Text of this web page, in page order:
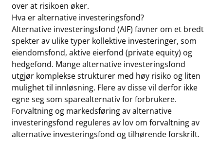
over at risikoen øker.
Hva er alternative investeringsfond?
Alternative investeringsfond (AIF) favner om et bredt
spekter av ulike typer kollektive investeringer, som
eiendomsfond, aktive eierfond (private equity) og
hedgefond. Mange alternative investeringsfond
utgjør komplekse strukturer med høy risiko og liten
mulighet til innløsning. Flere av disse vil derfor ikke
egne seg som sparealternativ for forbrukere.
Forvaltning og markedsføring av alternative
investeringsfond reguleres av lov om forvaltning av
alternative investeringsfond og tilhørende forskrift.